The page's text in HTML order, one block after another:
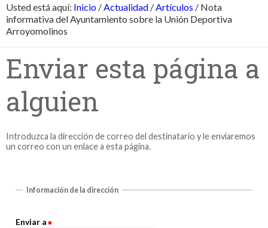
Usted está aquí: Inicio /Actualidad /Artículos / Nota
informativa del Ayuntamiento sobre la Unión Deportiva
Arroyomolinos
Enviar esta página a
alguien
Introduzca la dirección de correo del destinatario y le enviaremos
un correo con un enlace a esta página.
Información de la dirección
Enviar a